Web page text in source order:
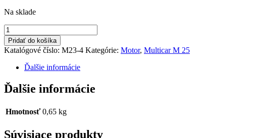
Na sklade
množstvo
Teleso
palivového
filtra
orig.
Pridať do košíka
Katalógové číslo: M23-4 Kategórie: Motor, Multicar M 25
Ďalšie informácie
Ďalšie informácie
Hmotnosť 0,65 kg
Súvisiace produkty